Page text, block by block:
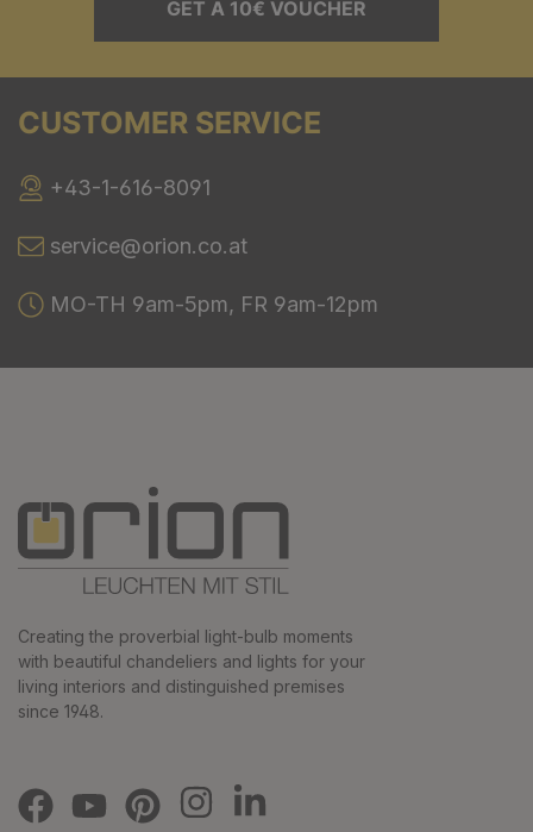
GET A 10€ VOUCHER
CUSTOMER SERVICE
+43-1-616-8091
service@orion.co.at
MO-TH 9am-5pm, FR 9am-12pm
Creating the proverbial light-bulb moments
with beautiful chandeliers and lights for your
living interiors and distinguished premises
since 1948.